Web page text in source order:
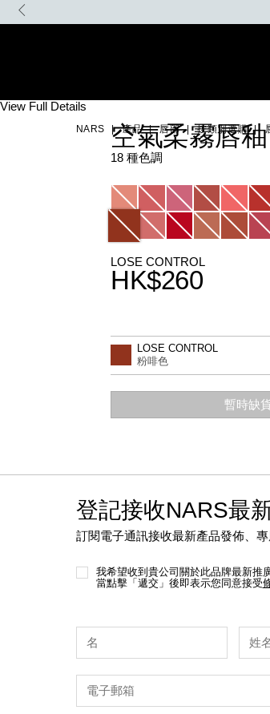
Skip
NARS 產品 唇部 按類別選購
Details
/zh/
Item
999NAC0000114_hk
View Full Details
空氣柔霧唇釉
18 種色調
Variations
LOSE CONTROL
HK$260
to
options
Actions
差別
LOSE CONTROL
粉啡色
暫時缺
登記接收NARS最
訂閱電子通訊接收最新產品發佈、
我希望收到貴公司關於此品牌最新推
當點擊「遞交」後即表示您同意接受